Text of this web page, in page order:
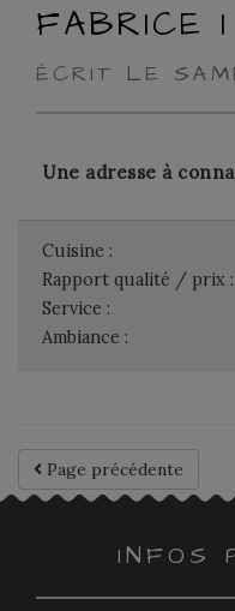
FABRICE I
ÉCRIT LE
Une adresse à
Cuisine :
Rapport qualité / prix :
Service :
Ambiance :
Page précédente
INFOS